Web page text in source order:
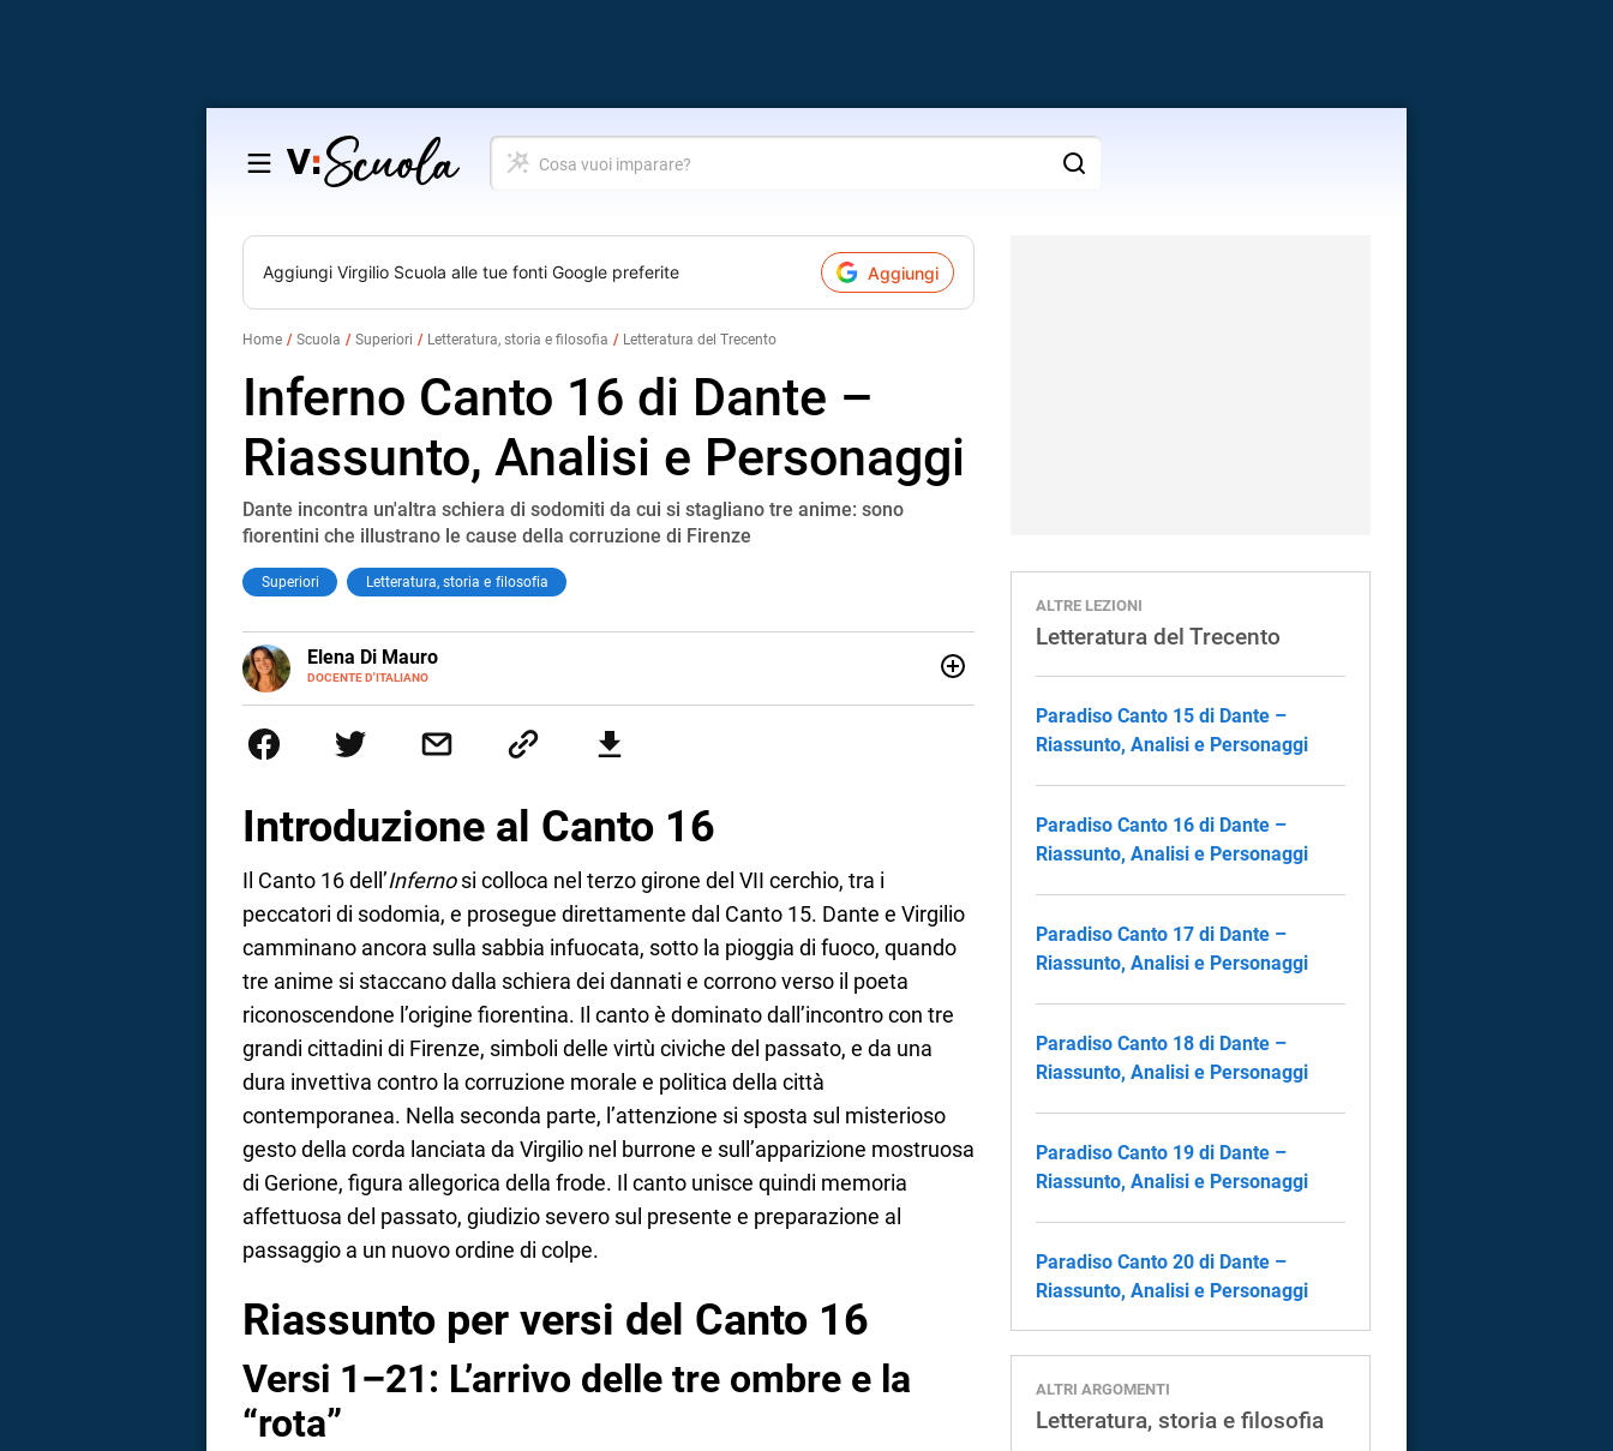
Salta
contenuto
Cosa
vuoi
Aggiungi Virgilio Scuola alle tue fonti Google preferite Aggiungi
Home Scuola Superiori Letteratura, storia e filosofia Letteratura del Trecento
Inferno Canto 16 di Dante –
Riassunto, Analisi e Personaggi
Dante incontra un'altra schiera di sodomiti da cui si stagliano tre anime: sono
fiorentini che illustrano le cause della corruzione di Firenze
Superiori Letteratura, storia e filosofia
Elena Di Mauro
DOCENTE D'ITALIANO
E-
MAIL
insegnare. Oggi sono docente di ruolo all’Elba: credo nella scuola come seme di libertà e
Introduzione al Canto 16
Il Canto 16 dell’Infernosi colloca nel terzo girone del VII cerchio, tra i
peccatori di sodomia, e prosegue direttamente dal Canto 15. Dante e Virgilio
camminano ancora sulla sabbia infuocata, sotto la pioggia di fuoco, quando
tre anime si staccano dalla schiera dei dannati e corrono verso il poeta
riconoscendone l’origine fiorentina. Il canto è dominato dall’incontro con tre
grandi cittadini di Firenze, simboli delle virtù civiche del passato, e da una
dura invettiva contro la corruzione morale e politica della città
contemporanea. Nella seconda parte, l’attenzione si sposta sul misterioso
gesto della corda lanciata da Virgilio nel burrone e sull’apparizione mostruosa
di Gerione, figura allegorica della frode. Il canto unisce quindi memoria
affettuosa del passato, giudizio severo sul presente e preparazione al
passaggio a un nuovo ordine di colpe.
Riassunto per versi del Canto 16
Versi 1–21: L’arrivo delle tre ombre e la
“rota”
ALTRE LEZIONI
Letteratura del Trecento
Paradiso Canto 15 di Dante –
Riassunto, Analisi e Personaggi
Paradiso Canto 16 di Dante –
Riassunto, Analisi e Personaggi
Paradiso Canto 17 di Dante –
Riassunto, Analisi e Personaggi
Paradiso Canto 18 di Dante –
Riassunto, Analisi e Personaggi
Paradiso Canto 19 di Dante –
Riassunto, Analisi e Personaggi
Paradiso Canto 20 di Dante –
Riassunto, Analisi e Personaggi
ALTRI ARGOMENTI
Letteratura, storia e filosofia